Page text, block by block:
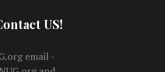
US!
email -